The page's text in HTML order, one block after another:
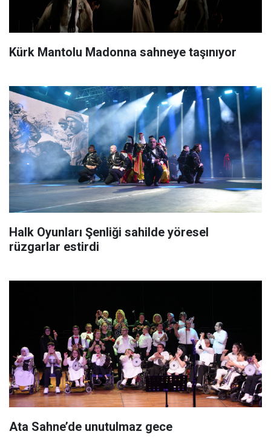
Kürk Mantolu Madonna sahneye taşınıyor
Halk Oyunları Şenliği sahilde yöresel
rüzgarlar estirdi
Ata Sahne’de unutulmaz gece